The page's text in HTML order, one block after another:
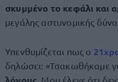
σκυμμένο το κεφάλι και
μεγάλης αστυνομικής
Υπενθυμίζεται πως ο
δηλώσει: «Τσακωθήκαμε
. Μου έλεγε ότι